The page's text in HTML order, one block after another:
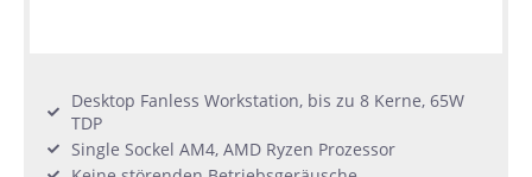
Desktop Fanless Workstation, bis zu 8 Kerne, 65W
TDP
Single Sockel AM4, AMD Ryzen Prozessor